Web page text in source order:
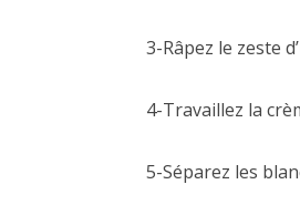
3-Râpez le zeste
4-Travaillez la
5-Séparez les